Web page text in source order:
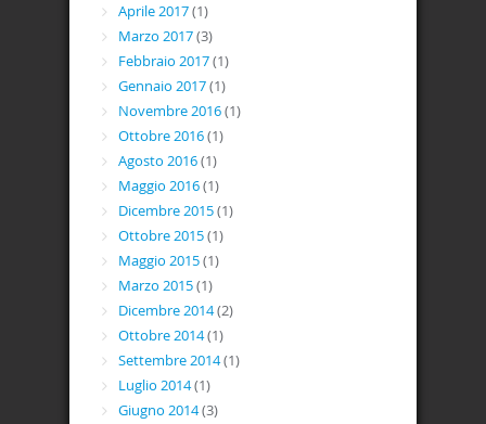
Aprile 2017(1)
Marzo 2017(3)
Febbraio 2017(1)
Gennaio 2017(1)
Novembre 2016(1)
Ottobre 2016(1)
Agosto 2016(1)
Maggio 2016(1)
Dicembre 2015(1)
Ottobre 2015(1)
Maggio 2015(1)
Marzo 2015(1)
Dicembre 2014(2)
Ottobre 2014(1)
Settembre 2014(1)
Luglio 2014(1)
Giugno 2014(3)